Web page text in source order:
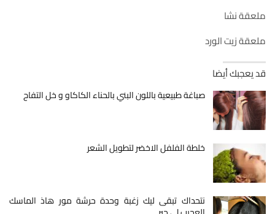
ملعقة نشا
ملعقة زيت الورد
قد يعجبك أيضا
صباغة طبيعية باللون البني بالحناء الكاكاو و خل التفاح
خلطة الفلفل الاخضر لتطويل الشعر
نتحداك تبقى ليك زغبة وحدة حرشة مور هاذ الماسك